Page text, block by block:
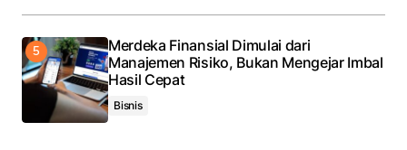
Merdeka Finansial Dimulai dari
Manajemen Risiko, Bukan Mengejar Imbal
Hasil Cepat
Bisnis